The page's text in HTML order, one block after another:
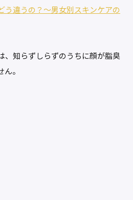
う違うの？～男女別スキンケアの
、知らずしらずのうちに顔が脂臭
。